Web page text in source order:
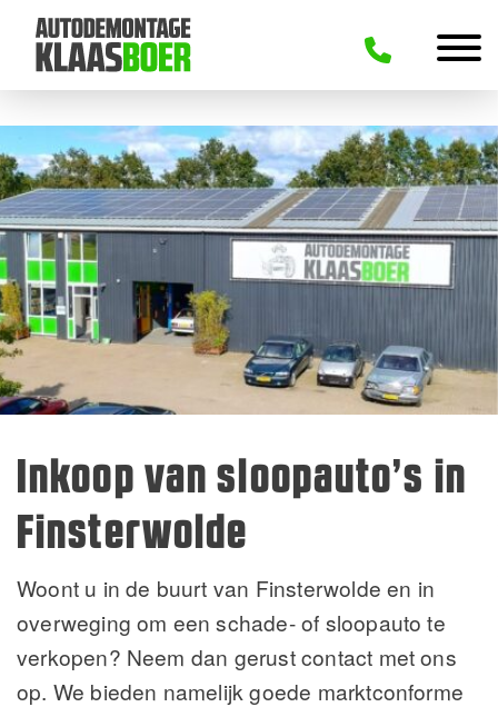
Inkoop van sloopauto’s in
Finsterwolde
Woont u in de buurt van Finsterwolde en in
overweging om een schade- of sloopauto te
verkopen? Neem dan gerust contact met ons
op. We bieden namelijk goede marktconforme